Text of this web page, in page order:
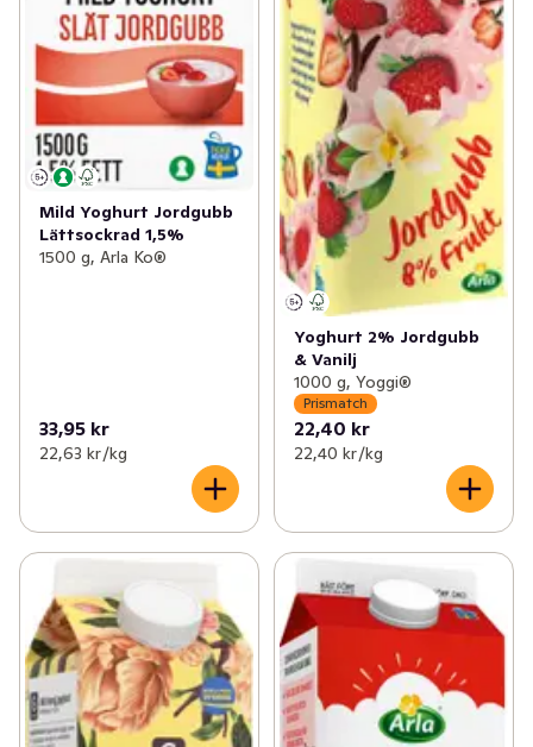
Mild Yoghurt Jordgubb
Lättsockrad 1,5%
1500 g, Arla Ko®
33,95 kr
22,63 kr /kg
Yoghurt 2% Jordgubb
& Vanilj
1000 g, Yoggi®
Prismatch
22,40 kr
22,40 kr /kg